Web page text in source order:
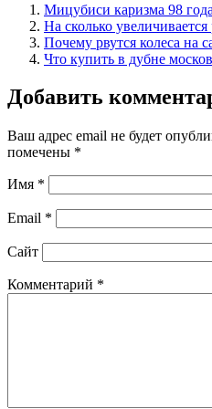
Мицубиси каризма 98
На сколько
Почему рвутся колеса на
Что купить в дубне
Добавить
Ваш адрес email не будет
помечены *
Имя *
Email *
Сайт
Комментарий *